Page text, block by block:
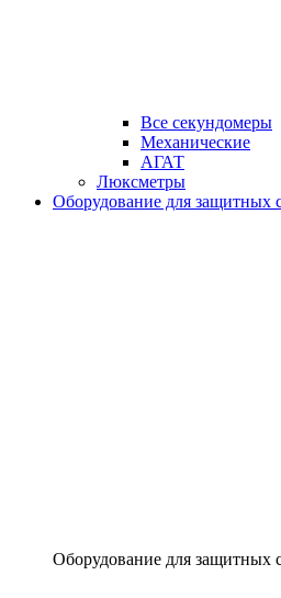
Все секундомеры
Механические
АГАТ
Люксметры
Оборудование для защитных
Оборудование для защитных